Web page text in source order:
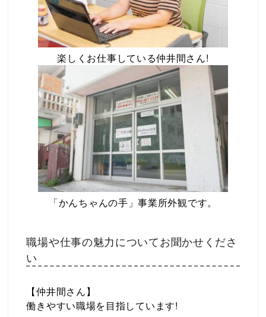
楽しくお仕事している仲井間さん!
「かんちゃんの手」事業所外観です。
職場や仕事の魅力についてお聞かせくださ
い
【仲井間さん】
働きやすい職場を目指しています!